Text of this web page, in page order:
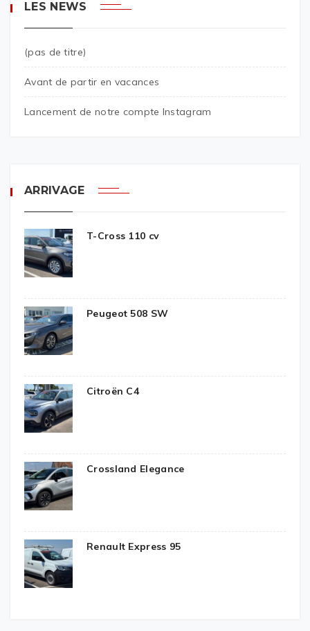
LES NEWS
(pas de titre)
Avant de partir en vacances
Lancement de notre compte Instagram
ARRIVAGE
T-Cross 110 cv
Peugeot 508 SW
Citroën C4
Crossland Elegance
Renault Express 95